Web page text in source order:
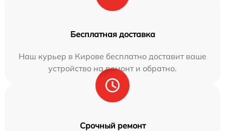
Бесплатная доставка
Наш курьер в Кирове бесплатно доставит ваше
устройство на ремонт и обратно.
Срочный ремонт